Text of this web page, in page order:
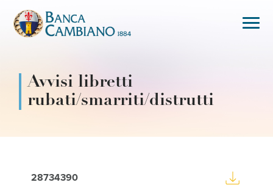
Avvisi libretti
rubati/smarriti/distrutti
28734390